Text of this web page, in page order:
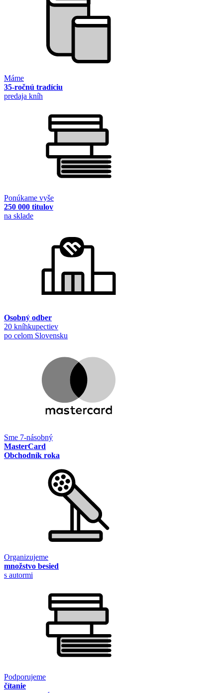
Máme
35-ročnú tradíciu
predaja kníh
Ponúkame vyše
250 000 titulov
na sklade
Osobný odber
20 kníhkupectiev
po celom Slovensku
Sme 7-násobný
MasterCard
Obchodník roka
Organizujeme
množstvo besied
s autormi
Podporujeme
čítanie